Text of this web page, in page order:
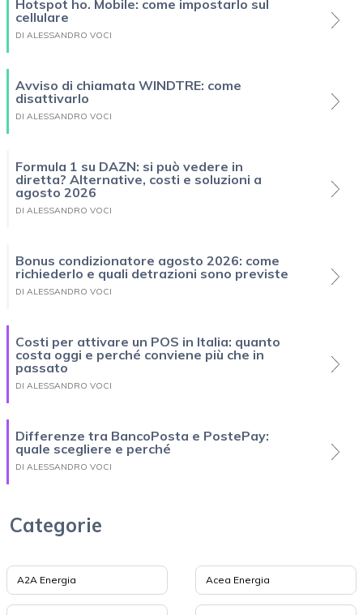
Hotspot ho. Mobile: come impostarlo sul
cellulare
DI ALESSANDRO VOCI
Avviso di chiamata WINDTRE: come
disattivarlo
DI ALESSANDRO VOCI
Formula 1 su DAZN: si può vedere in
diretta? Alternative, costi e soluzioni a
agosto 2026
DI ALESSANDRO VOCI
Bonus condizionatore agosto 2026: come
richiederlo e quali detrazioni sono previste
DI ALESSANDRO VOCI
Costi per attivare un POS in Italia: quanto
costa oggi e perché conviene più che in
passato
DI ALESSANDRO VOCI
Differenze tra BancoPosta e PostePay:
quale scegliere e perché
DI ALESSANDRO VOCI
Categorie
A2A Energia Acea Energia